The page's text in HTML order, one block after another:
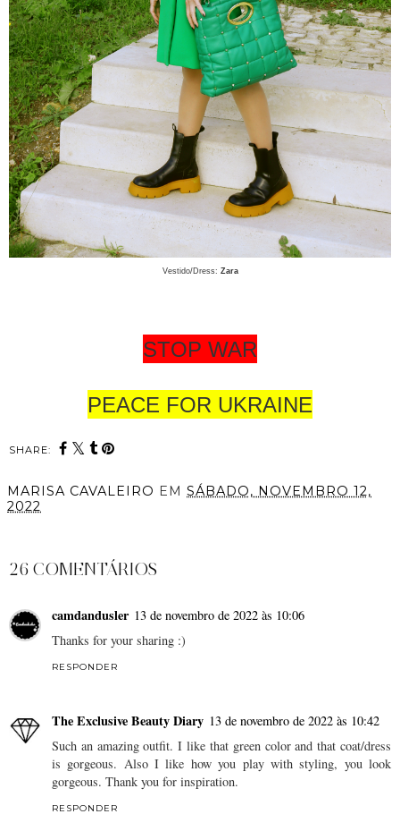
Vestido/Dress: Zara
STOP WAR
PEACE FOR UKRAINE
SHARE:
MARISA CAVALEIRO EM SÁBADO, NOVEMBRO 12,
2022
26 COMENTÁRIOS
camdandusler 13 de novembro de 2022 às 10:06
Thanks for your sharing :)
RESPONDER
The Exclusive Beauty Diary 13 de novembro de 2022 às 10:42
Such an amazing outfit. I like that green color and that coat/dress
is gorgeous. Also I like how you play with styling, you look
gorgeous. Thank you for inspiration.
RESPONDER